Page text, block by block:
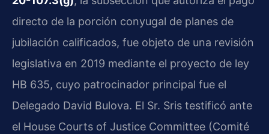
directo de la porción conyugal de planes de
jubilación calificados, fue objeto de una revisión
legislativa en 2019 mediante el proyecto de ley
HB 635, cuyo patrocinador principal fue el
Delegado David Bulova. El Sr. Sris testificó ante
el House Courts of Justice Committee (Comité